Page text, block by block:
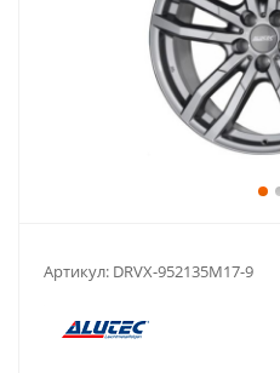
Артикул: DRVX-952135M17-9